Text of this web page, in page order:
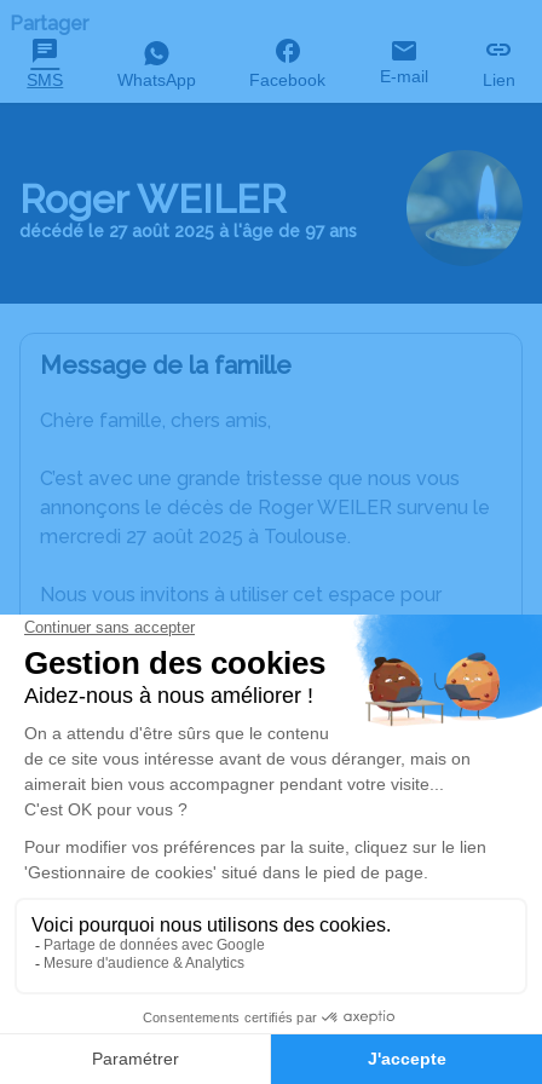
Faire-part Hommages
Partager
SMS WhatsApp Facebook E-mail Lien
Roger WEILER
décédé le 27 août 2025 à l'âge de 97 ans
Message de la famille
Chère famille, chers amis,
C’est avec une grande tristesse que nous vous
annonçons le décès de Roger WEILER survenu le
mercredi 27 août 2025 à Toulouse.
Nous vous invitons à utiliser cet espace pour
laisser vos condoléances, partager des photos
souvenirs, une anecdote ou exprimer vos pensées
à travers des poèmes ou des textes. Cet endroit
est un lieu d'expression dédié à honorer la
mémoire de Roger WEILER.
Un service de plantation d’arbre hommage est
disponible ici
Crémation
Crématorium du Cantomerle de Lavernose-
Lacasse